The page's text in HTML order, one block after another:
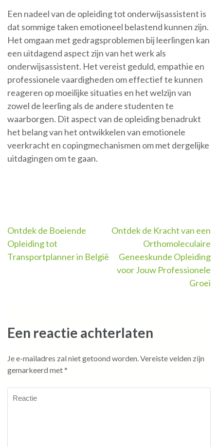
Een nadeel van de opleiding tot onderwijsassistent is
dat sommige taken emotioneel belastend kunnen zijn.
Het omgaan met gedragsproblemen bij leerlingen kan
een uitdagend aspect zijn van het werk als
onderwijsassistent. Het vereist geduld, empathie en
professionele vaardigheden om effectief te kunnen
reageren op moeilijke situaties en het welzijn van
zowel de leerling als de andere studenten te
waarborgen. Dit aspect van de opleiding benadrukt
het belang van het ontwikkelen van emotionele
veerkracht en copingmechanismen om met dergelijke
uitdagingen om te gaan.
Berichtnavigatie
Ontdek de Boeiende
Opleiding tot
Transportplanner in België
Ontdek de Kracht van een
Orthomoleculaire
Geneeskunde Opleiding
voor Jouw Professionele
Groei
Een reactie achterlaten
Je e-mailadres zal niet getoond worden.Vereiste velden zijn
gemarkeerd met*